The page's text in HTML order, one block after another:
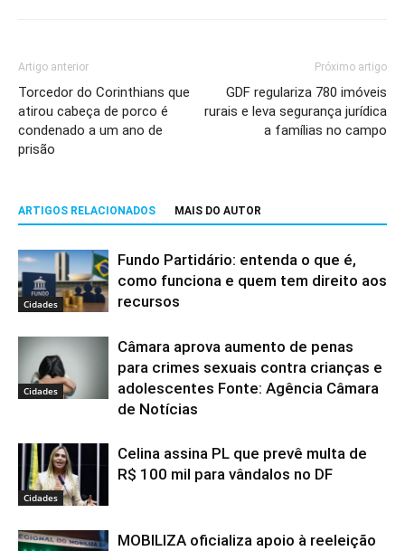
Artigo anterior
Torcedor do Corinthians que
atirou cabeça de porco é
condenado a um ano de
prisão
Próximo artigo
GDF regulariza 780 imóveis
rurais e leva segurança jurídica
a famílias no campo
ARTIGOS RELACIONADOS MAIS DO AUTOR
Cidades
Fundo Partidário: entenda o que é,
como funciona e quem tem direito aos
recursos
Cidades
Câmara aprova aumento de penas
para crimes sexuais contra crianças e
adolescentes Fonte: Agência Câmara
de Notícias
Cidades
Celina assina PL que prevê multa de
R$ 100 mil para vândalos no DF
MOBILIZA oficializa apoio à reeleição